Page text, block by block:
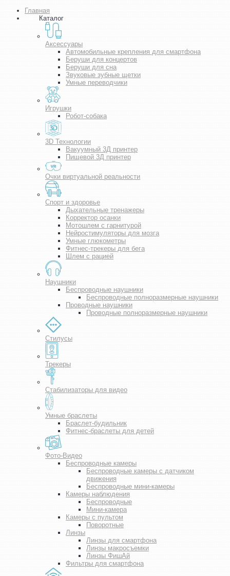
Главная
Каталог
Аксессуары
Автомобильные крепления для смартфона
Беруши для концертов
Беруши для сна
Звуковые зубные щетки
Умные переводчики
Игрушки
Робот-собака
3D Технологии
Вакуумный 3Д принтер
Пищевой 3Д принтер
Очки виртуальной реальности
Спорт и здоровье
Дыхательные тренажеры
Корректор осанки
Мотошлем с гарнитурой
Нейростимуляторы для мозга
Умные глюкометры
Фитнес-трекеры для бега
Шлем с рацией
Наушники
Беспроводные наушники
Беспроводные полноразмерные наушники
Проводные наушники
Проводные полноразмерные наушники
Стилусы
Трекеры
Стабилизаторы для видео
Умные браслеты
Браслет-будильник
Фитнес-браслеты для детей
Фото-Видео
Беспроводные камеры
Беспроводные камеры с датчиком
движения
Беспроводные мини-камеры
Камеры наблюдения
Беспроводные
Мини-камера
Камеры с пультом
Поворотные
Линзы
Линзы для смартфона
Линзы макросъемки
Линзы ФишАй
Фильтры для смартфона